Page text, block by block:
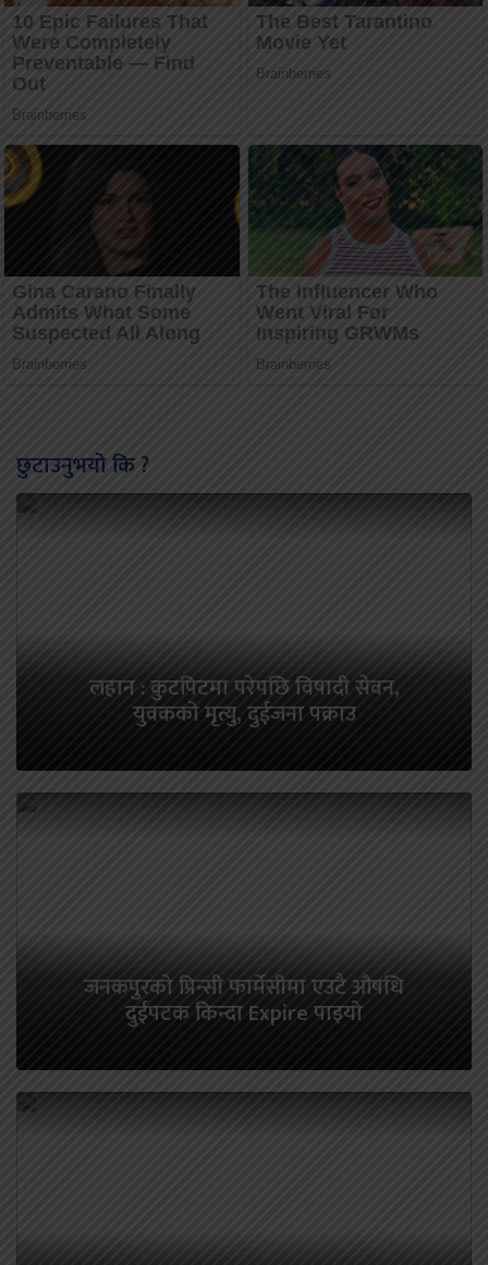
छुटाउनुभयो कि ?
लहान : कुटपिटमा परेपछि विषादी सेवन,
युवकको मृत्यु, दुईजना पक्राउ
जनकपुरको प्रिन्सी फार्मेसीमा एउटै औषधि
दुईपटक किन्दा Expire पाइयो